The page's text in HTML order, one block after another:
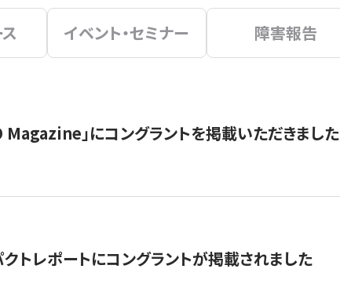
イベント・セミナー 障害報告
」にコングラントを掲載いただきました
トレポートにコングラントが掲載されました